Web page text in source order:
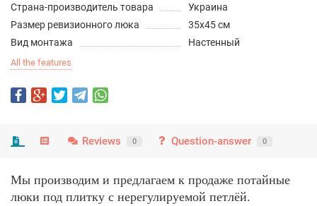
Страна-производитель товара
Украина
Размер ревизионного люка
35х45 см
Вид монтажа
Настенный
All the features
Reviews 0 Question-answer 0
Мы производим и предлагаем к продаже потайные
люки под плитку с нерегулируемой петлёй.